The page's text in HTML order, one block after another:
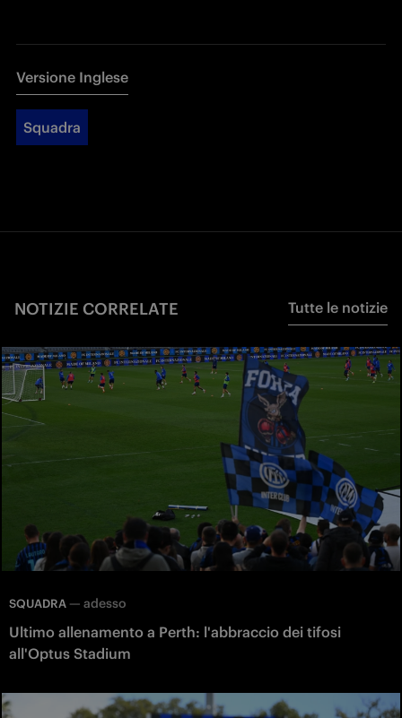
Versione Inglese
Squadra
NOTIZIE CORRELATE Tutte le notizie
SQUADRA — adesso
Ultimo allenamento a Perth: l'abbraccio dei tifosi
all'Optus Stadium